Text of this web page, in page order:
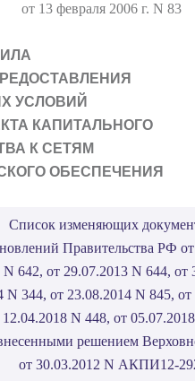
от 13 февраля 2006 г. N 83
УСЛОВИЙ
КАПИТАЛЬНОГО
К СЕТЯМ
ОБЕСПЕЧЕНИЯ
Список изменяющих
Правительства РФ
N 642, от 29.07.2013 N 644, от
N 344, от 23.08.2014 N 845,
12.04.2018 N 448, от
решением
от 30.03.2012 N АКПИ12-